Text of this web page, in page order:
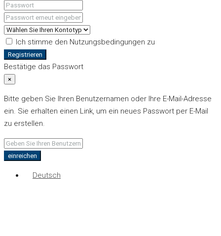
Ich stimme den Nutzungsbedingungen zu
Registrieren
Bestätige das Passwort
×
Bitte geben Sie Ihren Benutzernamen oder Ihre E-Mail-Adresse
ein. Sie erhalten einen Link, um ein neues Passwort per E-Mail
zu erstellen.
einreichen
Deutsch